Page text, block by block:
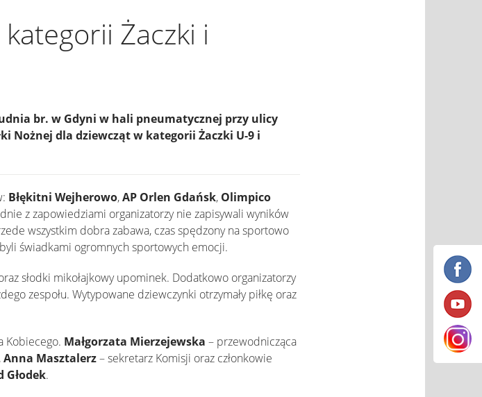
Żaczki i
br. w Gdyni w hali pneumatycznej przy ulicy
Nożnej dla dziewcząt w kategorii Żaczki U-9 i
Błękitni Wejherowo,AP Orlen Gdańsk, Olimpico
z zapowiedziami organizatorzy nie zapisywali wyników
wszystkim dobra zabawa, czas spędzony na sportowo
świadkami ogromnych sportowych emocji.
słodki mikołajkowy upominek. Dodatkowo organizatorzy
zespołu. Wytypowane dziewczynki otrzymały piłkę oraz
Kobiecego. Małgorzata Mierzejewska – przewodnicząca
Anna Masztalerz– sekretarz Komisji oraz członkowie
Głodek.